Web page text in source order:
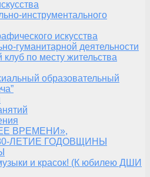
инструментального
искусства
гуманитарной деятельности
по месту жительства
образовательный
ВРЕМЕНИ»,
ЛЕТИЕ ГОДОВЩИНЫ
и красок! (К юбилею ДШИ